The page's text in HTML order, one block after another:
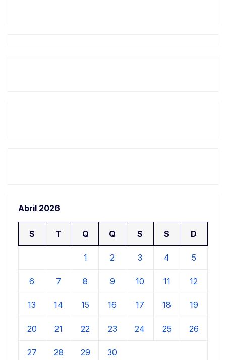
Abril 2026
S T Q Q S S D
1 2 3 4 5
6 7 8 9 10 11 12
13 14 15 16 17 18 19
20 21 22 23 24 25 26
27 28 29 30